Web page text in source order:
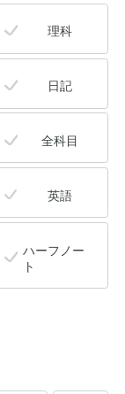
理科
日記
全科目
英語
ハーフノー
ト